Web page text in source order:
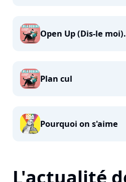
Open Up (Dis-le
Plan cul
Pourquoi on s'aime